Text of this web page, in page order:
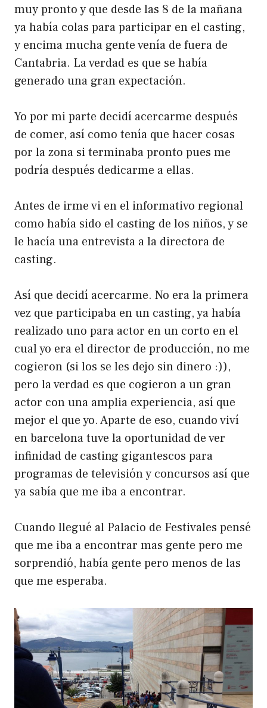
muy pronto y que desde las 8 de la mañana
ya había colas para participar en el casting,
y encima mucha gente venía de fuera de
Cantabria. La verdad es que se había
generado una gran expectación.
Yo por mi parte decidí acercarme después
de comer, así como tenía que hacer cosas
por la zona si terminaba pronto pues me
podría después dedicarme a ellas.
Antes de irme vi en el informativo regional
como había sido el casting de los niños, y se
le hacía una entrevista a la directora de
casting.
Así que decidí acercarme. No era la primera
vez que participaba en un casting, ya había
realizado uno para actor en un corto en el
cual yo era el director de producción, no me
cogieron (si los se les dejo sin dinero :)),
pero la verdad es que cogieron a un gran
actor con una amplia experiencia, así que
mejor el que yo. Aparte de eso, cuando viví
en barcelona tuve la oportunidad de ver
infinidad de casting gigantescos para
programas de televisión y concursos así que
ya sabía que me iba a encontrar.
Cuando llegué al Palacio de Festivales pensé
que me iba a encontrar mas gente pero me
sorprendió, había gente pero menos de las
que me esperaba.